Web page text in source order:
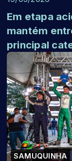
Em etapa
mantém
principal
pela Copa ...
SAMUQUINHA